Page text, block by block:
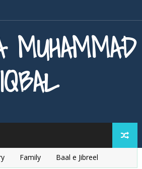
MUHAMMAD
IQBAL
Family
Baal e Jibreel